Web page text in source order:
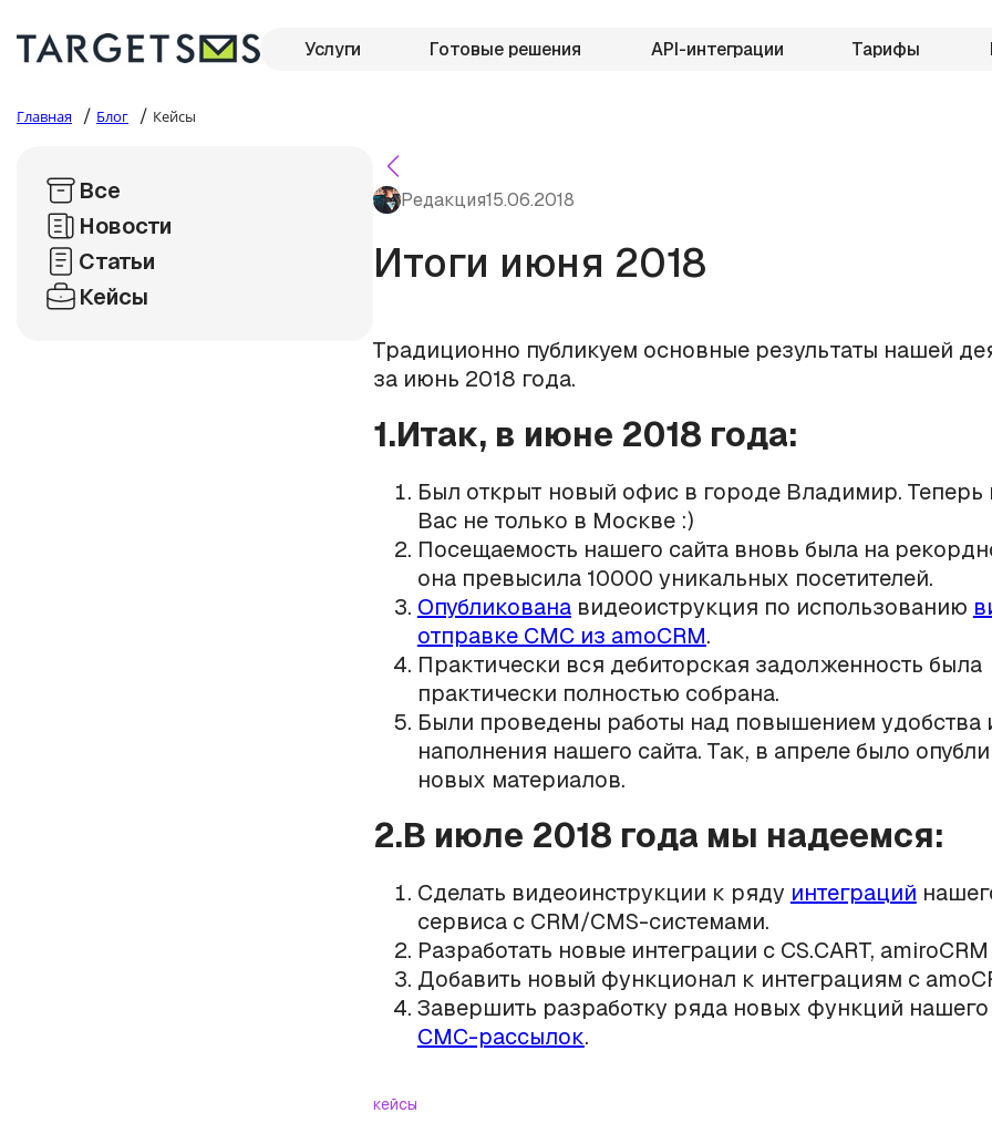
Услуги Готовые решения API-интеграции Тарифы
Главная / Блог / Кейсы
Все
Новости
Статьи
Кейсы
Редакция15.06.2018
Итоги июня 2018
Традиционно публикуем основные результаты нашей
за июнь 2018 года.
1.Итак, в июне 2018 года:
Был открыт новый офис в городе Владимир.
Вас не только в Москве :)
Посещаемость нашего сайта вновь была на
она превысила 10000 уникальных посетителей.
Опубликованавидеоиструкция по использованию
отправке СМС из amoCRM.
Практически вся дебиторская задолженность была
практически полностью собрана.
Были проведены работы над повышением удобства
наполнения нашего сайта. Так, в апреле было
новых материалов.
2.В июле 2018 года мы надеемся:
Сделать видеоинструкции к ряду интеграций
сервиса с CRM/CMS-системами.
Разработать новые интеграции с CS.CART, amiroCRM
Добавить новый функционал к интеграциям с
Завершить разработку ряда новых функций нашего
СМС-рассылок.
кейсы